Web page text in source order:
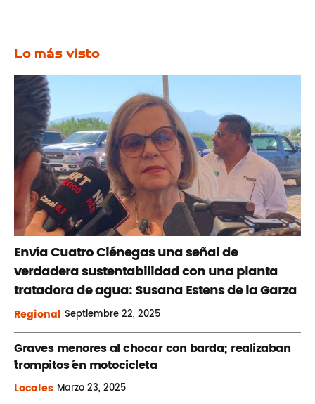
Lo más visto
Envía Cuatro Ciénegas una señal de
verdadera sustentabilidad con una planta
tratadora de agua: Susana Estens de la Garza
Regional Septiembre22, 2025
Graves menores al chocar con barda; realizaban
´trompitos ´en motocicleta
Locales Marzo23, 2025